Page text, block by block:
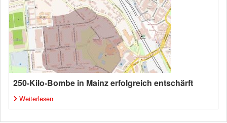
250-Kilo-Bombe in Mainz erfolgreich entschärft
Weiterlesen